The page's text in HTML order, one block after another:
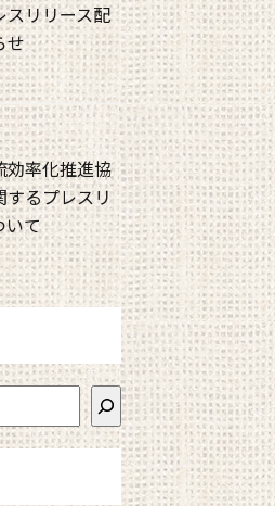
スリリース配
せ
効率化推進協
するプレスリ
いて